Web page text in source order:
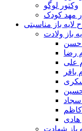
وکتور لوگو
مهد کودک
لایه باز مناسبتی
باز ولادت
حسن
رضا
علی
باقر
حسین
سجاد
هادی
باز شهادت